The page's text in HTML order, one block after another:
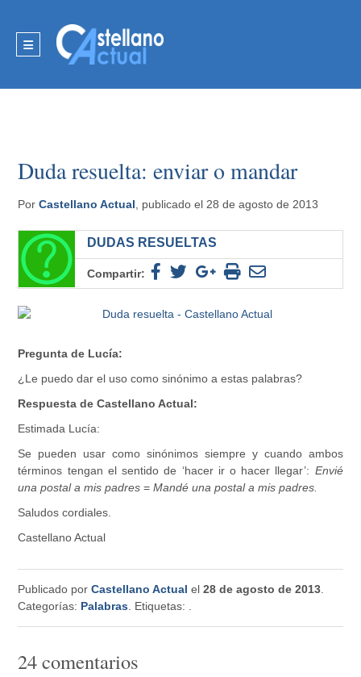
Duda resuelta: enviar o mandar
PorCastellano Actual , publicado el 28 de agosto de 2013
DUDAS RESUELTAS
Compartir:
Pregunta de Lucía:
¿Le puedo dar el uso como sinónimo a estas palabras?
Respuesta de Castellano Actual:
Estimada Lucía:
Se pueden usar como sinónimos siempre y cuando ambos
términos tengan el sentido de ‘hacer ir o hacer llegar’: Envié
una postal a mis padres =Mandé una postal a mis padres.
Saludos cordiales.
Castellano Actual
Publicado porCastellano Actual el28 de agosto de 2013
Categorías: Palabras . Etiquetas:
24 comentarios